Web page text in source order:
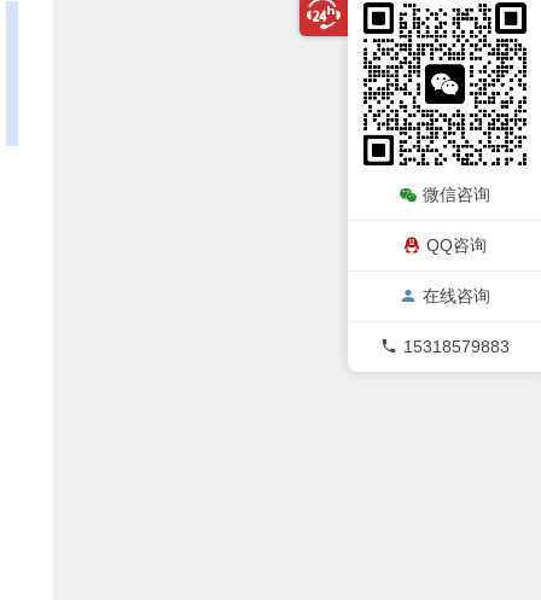
微信咨询
QQ咨询
在线咨询
15318579883